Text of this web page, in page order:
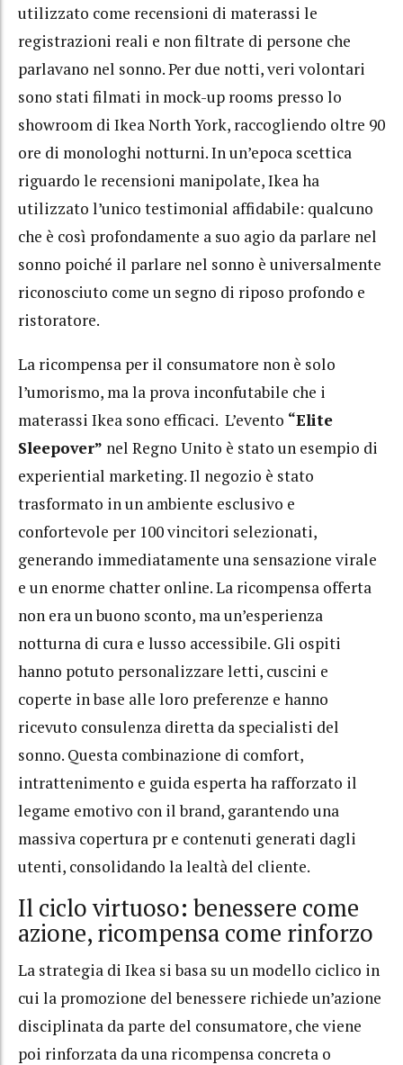
utilizzato come recensioni di materassi le
registrazioni reali e non filtrate di persone che
parlavano nel sonno. Per due notti, veri volontari
sono stati filmati in mock-up rooms presso lo
showroom di Ikea North York, raccogliendo oltre 90
ore di monologhi notturni. In un’epoca scettica
riguardo le recensioni manipolate, Ikea ha
utilizzato l’unico testimonial affidabile: qualcuno
che è così profondamente a suo agio da parlare nel
sonno poiché il parlare nel sonno è universalmente
riconosciuto come un segno di riposo profondo e
ristoratore.
La ricompensa per il consumatore non è solo
l’umorismo, ma la prova inconfutabile che i
materassi Ikea sono efficaci. L’evento “Elite
Sleepover” nel Regno Unito è stato un esempio di
experiential marketing. Il negozio è stato
trasformato in un ambiente esclusivo e
confortevole per 100 vincitori selezionati,
generando immediatamente una sensazione virale
e un enorme chatter online. La ricompensa offerta
non era un buono sconto, ma un’esperienza
notturna di cura e lusso accessibile. Gli ospiti
hanno potuto personalizzare letti, cuscini e
coperte in base alle loro preferenze e hanno
ricevuto consulenza diretta da specialisti del
sonno. Questa combinazione di comfort,
intrattenimento e guida esperta ha rafforzato il
legame emotivo con il brand, garantendo una
massiva copertura pr e contenuti generati dagli
utenti, consolidando la lealtà del cliente.
Il ciclo virtuoso: benessere come
azione, ricompensa come rinforzo
La strategia di Ikea si basa su un modello ciclico in
cui la promozione del benessere richiede un’azione
disciplinata da parte del consumatore, che viene
poi rinforzata da una ricompensa concreta o